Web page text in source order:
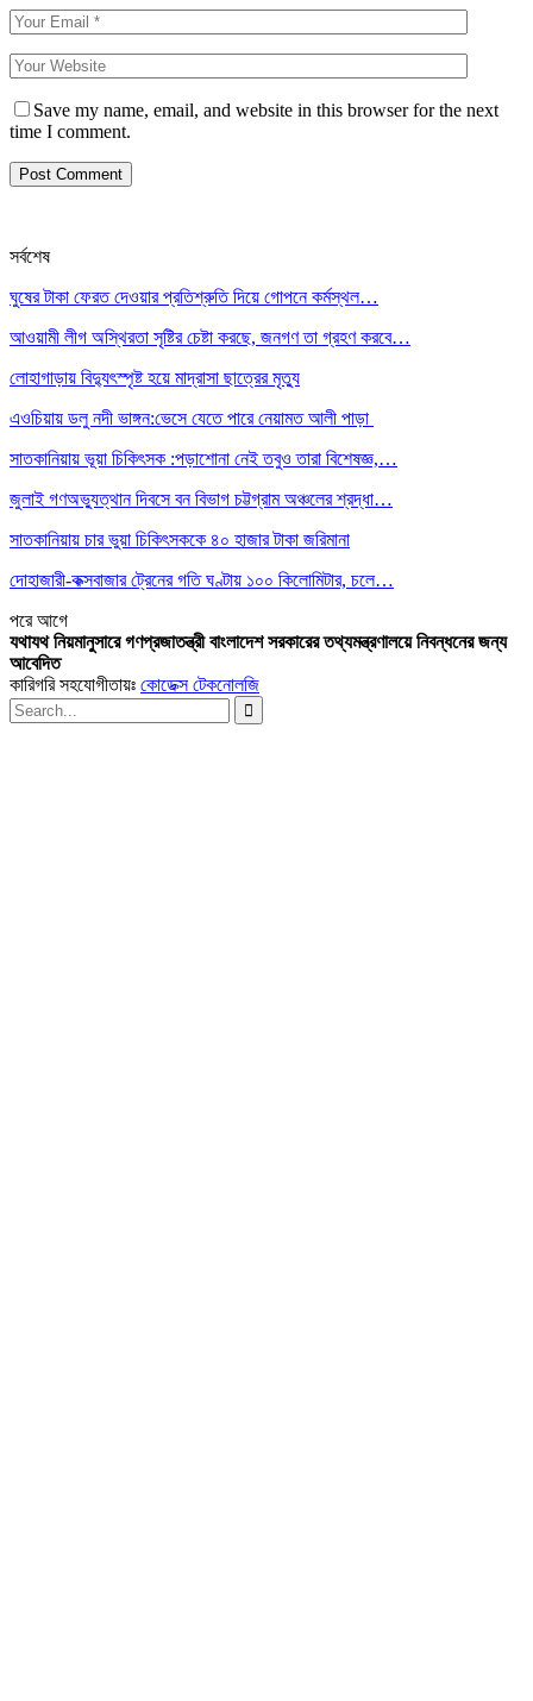
Save my name, email, and website in this browser for the next
time I comment.
সর্বশেষ
ঘুষের টাকা ফেরত দেওয়ার প্রতিশ্রুতি দিয়ে গোপনে কর্মস্থল…
আওয়ামী লীগ অস্থিরতা সৃষ্টির চেষ্টা করছে, জনগণ তা গ্রহণ করবে…
লোহাগাড়ায় বিদ্যুৎস্পৃষ্ট হয়ে মাদ্রাসা ছাত্রের মৃত্যু
এওচিয়ায় ডলু নদী ভাঙ্গন:ভেসে যেতে পারে নেয়ামত আলী পাড়া
সাতকানিয়ায় ভূয়া চিকিৎসক :পড়াশোনা নেই তবুও তারা বিশেষজ্ঞ,…
জুলাই গণঅভ্যুত্থান দিবসে বন বিভাগ চট্টগ্রাম অঞ্চলের শ্রদ্ধা…
সাতকানিয়ায় চার ভুয়া চিকিৎসককে ৪০ হাজার টাকা জরিমানা
দোহাজারী-কক্সবাজার ট্রেনের গতি ঘণ্টায় ১০০ কিলোমিটার, চলে…
পরেআগে
যথাযথ নিয়মানুসারে গণপ্রজাতন্ত্রী বাংলাদেশ সরকারের তথ্যমন্ত্রণালয়ে নিবন্ধনের জন্য
আবেদিত
কারিগরি সহযোগীতায়ঃ কোডেক্স টেকনোলজি